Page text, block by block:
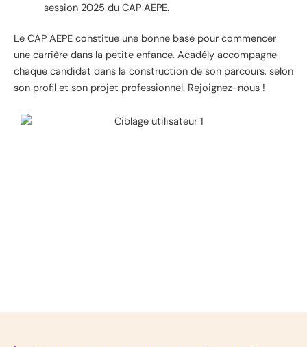
session 2025 du CAP AEPE.
Le CAP AEPE constitue une bonne base pour commencer
une carrière dans la petite enfance. Acadély accompagne
chaque candidat dans la construction de son parcours, selon
son profil et son projet professionnel. Rejoignez-nous !